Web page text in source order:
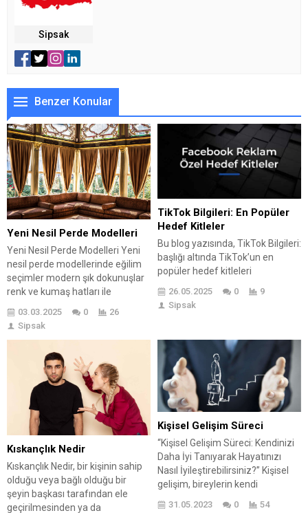
Sipsak
Benzer Konular
Yeni Nesil Perde Modelleri
Yeni Nesil Perde Modelleri Yeni
nesil perde modellerinde eğilim
seçimler modern şık dokunuşlar
renk ve kumaş hatları ile
detayları bir araya getirmektedir.
Dekorasyon konusunda olmazsa
alan ve dekorasyon alanında
vazgeçilmez Trendleri bir araya
toplayan yeni nesil modeller,
çizgiler ve dokunuşlar ile
yepyeni...
03.03.2025 0
26
Sipsak
TikTok Bilgileri: En Popüler
Hedef Kitleler
Bu blog yazısında, TikTok Bilgileri:
başlığı altında TikTok’un en
popüler hedef kitleleri
kitlelerin sosyal medya
platformlarında ne denli önemli
kullanıcılarının demografik
dağılımı da incelenmektedir.
Ayrıca, TikTok’un yükselen 5 ana
hedef kitlesi tanıtılmakta ve bu
kitlelere yönelik içerik stratejileri
üzerinde durulmaktadır. Yazıda,
TikTok için başarı stratejileri...
26.05.2025 0
9
Sipsak
Kıskançlık Nedir
Kıskançlık Nedir, bir kişinin sahip
olduğu veya bağlı olduğu bir
şeyin başkası tarafından ele
geçirilmesinden ya da
Kişisel Gelişim Süreci
“Kişisel Gelişim Süreci: Kendinizi
Daha İyi Tanıyarak Hayatınızı
Nasıl İyileştirebilirsiniz?” Kişisel
gelişim, bireylerin kendi
31.05.2023 0
54